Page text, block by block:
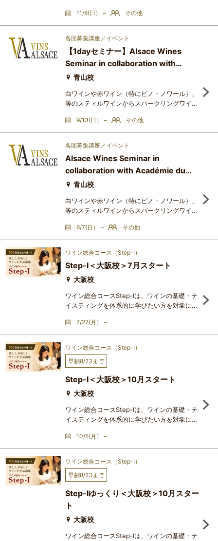
は、その高い汎用性が特長です。高級レストラ
ンにおける料理とのペアリングはもちろん、日
常の食卓にも寄り添う存在として、日本市場に
おいて、日本はアルザスワインの輸出額ベース
で第6位の市場となり、アメリカ、ドイツ、イ
ギリスなどに次ぐ重要市場と
11/8(日） ~ その他
各回募集講座／イベント
【1dayセミナー】Alsace Wines
Seminar in collaboration with
Académie du Vin Tokyo～第2回：素
青山校
白ワインや赤ワイン（特にピノ・ノワール）、
等のスティルワインからスパークリングワイン
は、その高い汎用性が特長です。高級レストラ
ンにおける料理とのペアリングはもちろん、日
常の食卓にも寄り添う存在として、日本市場に
おいて、日本はアルザスワインの輸出額ベース
で第6位の市場となり、アメリカ、ドイツ、イ
ギリスなどに次ぐ重要市場と
9/13(日） ~ その他
各回募集講座／イベント
Alsace Wines Seminar in
collaboration with Académie du
Vin Tokyo
青山校
白ワインや赤ワイン（特にピノ・ノワール）、
等のスティルワインからスパークリングワイン
は、その高い汎用性が特長です。高級レストラ
ンにおける料理とのペアリングはもちろん、日
常の食卓にも寄り添う存在として、日本市場に
おいて、日本はアルザスワインの輸出額ベース
で第6位の市場となり、アメリカ、ドイツ、イ
6/7(日） ~ その他
ワイン総合コース（Step-Ⅰ）
Step-Ⅰ＜大阪校＞7月スタート
大阪校
ワイン総合コースStep-Ⅰは、ワインの基礎・テ
イスティングを体系的に学びたい方を対象にし
歴史の中で洗練を重ねてきた、最も人気の高い
講座です。まったくの初心者の方でも安心して
ワインを初歩から学ぶことができ、1回2時間
×20レッスンの修了時には、どなたでも立派な
ワイン通になれます。本格的なテイスティン
ンの悦びが一気に大きく広が
7/27(月） ~
ワイン総合コース（Step-Ⅰ）
早割8/23まで
Step-Ⅰ＜大阪校＞10月スタート
大阪校
ワイン総合コースStep-Ⅰは、ワインの基礎・テ
イスティングを体系的に学びたい方を対象にし
歴史の中で洗練を重ねてきた、最も人気の高い
講座です。まったくの初心者の方でも安心して
ワインを初歩から学ぶことができ、1回2時間
×20レッスンの修了時には、どなたでも立派な
ワイン通になれます。本格的なテイスティン
ンの悦びが一気に大きく広が
10/5(月） ~
ワイン総合コース（Step-Ⅰ）
早割8/23まで
Step-Ⅰゆっくり＜大阪校＞10月スター
ト
大阪校
ワイン総合コースStep-Ⅰは、ワインの基礎・テ